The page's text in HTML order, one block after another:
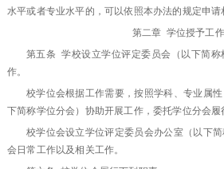
水平或者专业水平的，可以依照本办法的规定申请
第二章 学位授予工
第五条 学校设立学位评定委员会（以下简
作。
校学位会根据工作需要，按照学科、专业属
下简称学位分会）协助开展工作，委托学位分会履
校学位会设立学位评定委员会办公室（以下
会日常工作以及相关工作。